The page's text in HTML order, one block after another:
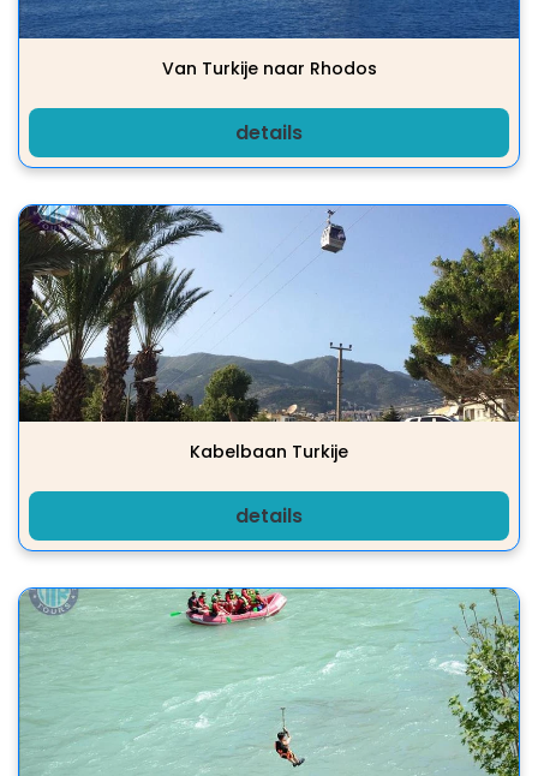
Van Turkije naar Rhodos
details
Kabelbaan Turkije
details